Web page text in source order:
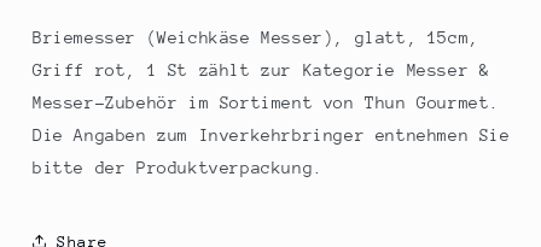
Briemesser (Weichkäse Messer), glatt, 15cm,
Griff rot, 1 St zählt zur Kategorie Messer &
Messer-Zubehör im Sortiment von Thun Gourmet.
Die Angaben zum Inverkehrbringer entnehmen Sie
bitte der Produktverpackung.
Share